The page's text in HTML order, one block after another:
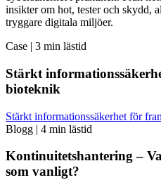
insikter om hot, tester och skydd,
tryggare digitala miljöer.
Case | 3 min lästid
Stärkt
bioteknik
Stärkt informationssäkerhet för
Blogg | 4 min lästid
Kontinuitetshantering –
som vanligt?